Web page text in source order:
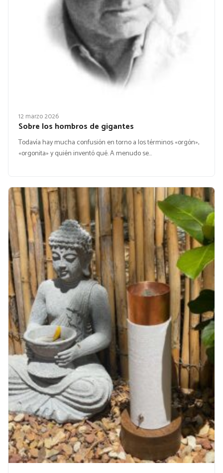
12 marzo 2026
Sobre los hombros de gigantes
Todavía hay mucha confusión en torno a los términos «orgón»,
«orgonita» y quién inventó qué. A menudo se…